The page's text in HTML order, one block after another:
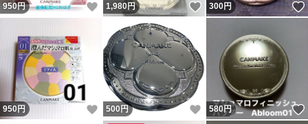
950円 いいね！
1,980円 いいね！
300円
950円 いいね！
500 円 いいね！
580円